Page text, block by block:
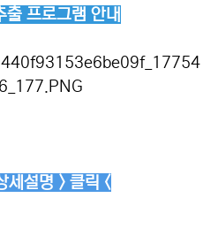
출 프로그램 안내
세설명 > 클릭 <